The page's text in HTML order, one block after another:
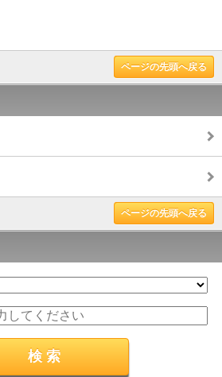
ページの先頭へ戻る
ページの先頭へ戻る